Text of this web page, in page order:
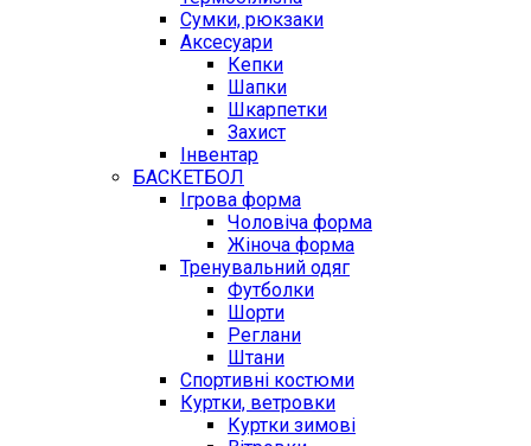
Сумки, рюкзаки
Аксесуари
Кепки
Шапки
Шкарпетки
Захист
Інвентар
БАСКЕТБОЛ
Ігрова форма
Чоловіча форма
Жіноча форма
Тренувальний одяг
Футболки
Шорти
Реглани
Штани
Спортивні костюми
Куртки, ветровки
Куртки зимові